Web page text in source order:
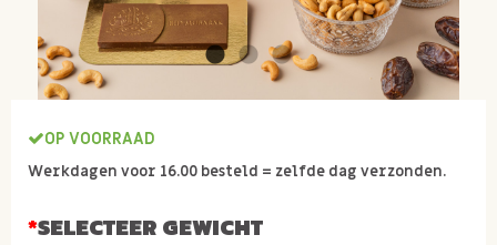
OP VOORRAAD
Werkdagen voor 16.00 besteld = zelfde dag verzonden.
SELECTEER GEWICHT